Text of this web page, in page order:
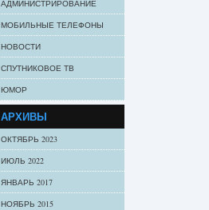
АДМИНИСТРИРОВАНИЕ
МОБИЛЬНЫЕ ТЕЛЕФОНЫ
НОВОСТИ
СПУТНИКОВОЕ ТВ
ЮМОР
АРХИВЫ
ОКТЯБРЬ 2023
ИЮЛЬ 2022
ЯНВАРЬ 2017
НОЯБРЬ 2015